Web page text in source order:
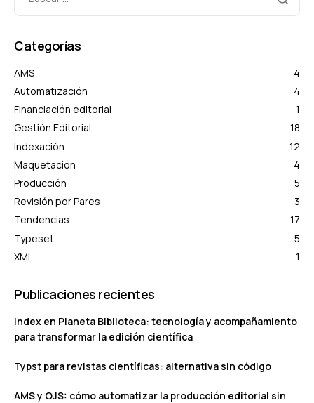
Categorías
AMS
4
Automatización
4
Financiación editorial
1
Gestión Editorial
18
Indexación
12
Maquetación
4
Producción
5
Revisión por Pares
3
Tendencias
17
Typeset
5
XML
1
Publicaciones recientes
Index en Planeta Biblioteca: tecnología y acompañamiento
para transformar la edición científica
Typst para revistas científicas: alternativa sin código
AMS y OJS: cómo automatizar la producción editorial sin